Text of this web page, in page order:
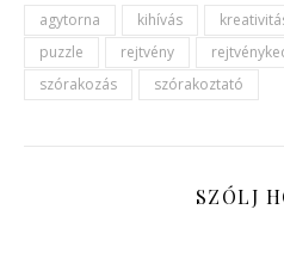
agytorna kihívás
puzzle
rejtvény
szórakozás
szórakoztató
SZÓLJ